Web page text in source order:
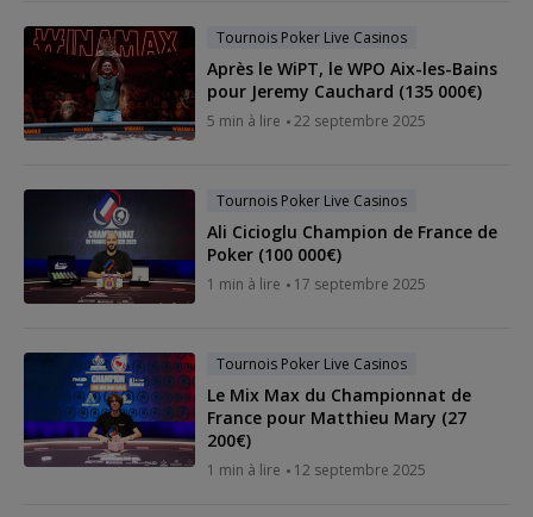
Tournois Poker Live Casinos
Après le WiPT, le WPO Aix-les-Bains
pour Jeremy Cauchard (135 000€)
5 min à lire 22 septembre 2025
Tournois Poker Live Casinos
Ali Cicioglu Champion de France de
Poker (100 000€)
1 min à lire 17 septembre 2025
Tournois Poker Live Casinos
Le Mix Max du Championnat de
France pour Matthieu Mary (27
200€)
1 min à lire 12 septembre 2025